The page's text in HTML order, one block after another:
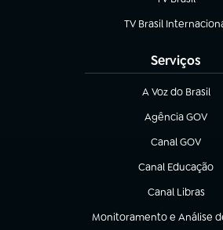
(abre em nova
TV Brasil
(abre em nova aba)
Serviços
A Voz do Brasil
(abre em nova
Agência GOV
(abre em nova
Canal GOV
(abre em nova
Canal Educação
(abre em nova aba)
Canal Libras
(abre em nova
Monitoramento e Análise
(abre em nova aba)